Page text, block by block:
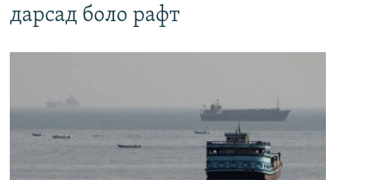
дарсад боло рафт